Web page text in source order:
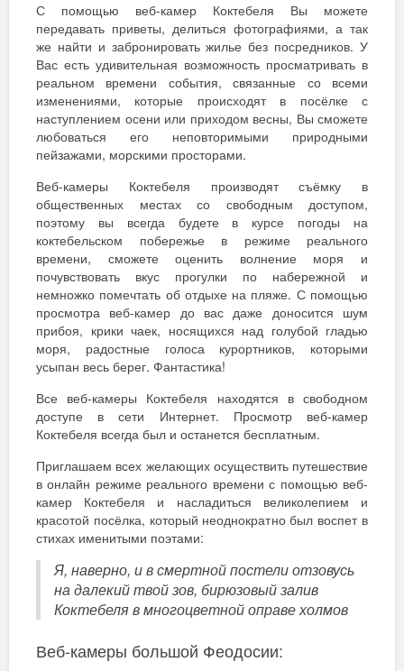
С помощью веб-камер Коктебеля Вы можете
передавать приветы, делиться фотографиями, а так
же найти и забронировать жилье без посредников. У
Вас есть удивительная возможность просматривать в
реальном времени события, связанные со всеми
изменениями, которые происходят в посёлке с
наступлением осени или приходом весны, Вы сможете
любоваться его неповторимыми природными
пейзажами, морскими просторами.
Веб-камеры Коктебеля производят съёмку в
общественных местах со свободным доступом,
поэтому вы всегда будете в курсе погоды на
коктебельском побережье в режиме реального
времени, сможете оценить волнение моря и
почувствовать вкус прогулки по набережной и
немножко помечтать об отдыхе на пляже. С помощью
просмотра веб-камер до вас даже доносится шум
прибоя, крики чаек, носящихся над голубой гладью
моря, радостные голоса курортников, которыми
усыпан весь берег. Фантастика!
Все веб-камеры Коктебеля находятся в свободном
доступе в сети Интернет. Просмотр веб-камер
Коктебеля всегда был и останется бесплатным.
Приглашаем всех желающих осуществить путешествие
в онлайн режиме реального времени с помощью веб-
камер Коктебеля и насладиться великолепием и
красотой посёлка, который неоднократно был воспет в
стихах именитыми поэтами:
Я, наверно, и в смертной постели отзовусь
на далекий твой зов, бирюзовый залив
Коктебеля в многоцветной оправе холмов
Веб-камеры большой Феодосии: